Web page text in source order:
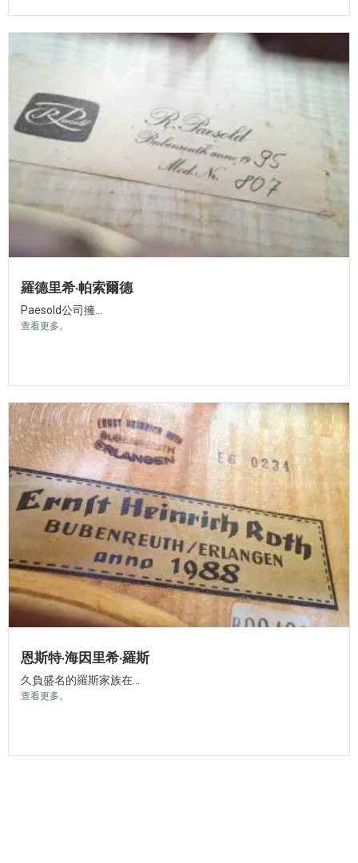
羅德里希·帕索爾德
Paesold公司擁...
查看更多。
恩斯特·海因里希·羅斯
久負盛名的羅斯家族在...
查看更多。